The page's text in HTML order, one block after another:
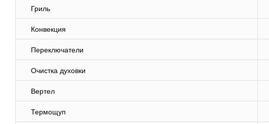
Гриль
Конвекция
Переключатели
Очистка духовки
Вертел
Термощуп